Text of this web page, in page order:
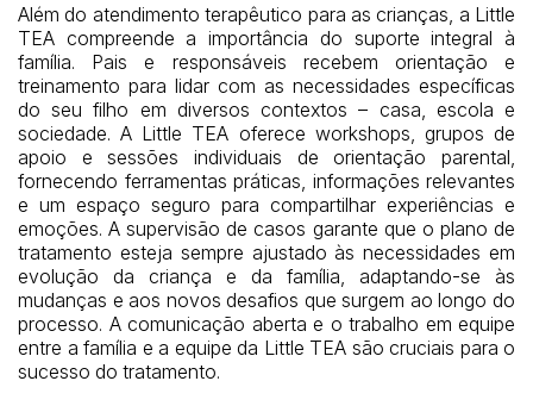
Além do atendimento terapêutico para as crianças, a Little
TEA compreende a importância do suporte integral à
família. Pais e responsáveis recebem orientação e
treinamento para lidar com as necessidades específicas
do seu filho em diversos contextos – casa, escola e
sociedade. A Little TEA oferece workshops, grupos de
apoio e sessões individuais de orientação parental,
fornecendo ferramentas práticas, informações relevantes
e um espaço seguro para compartilhar experiências e
emoções. A supervisão de casos garante que o plano de
tratamento esteja sempre ajustado às necessidades em
evolução da criança e da família, adaptando-se às
mudanças e aos novos desafios que surgem ao longo do
processo. A comunicação aberta e o trabalho em equipe
entre a família e a equipe da Little TEA são cruciais para o
sucesso do tratamento.